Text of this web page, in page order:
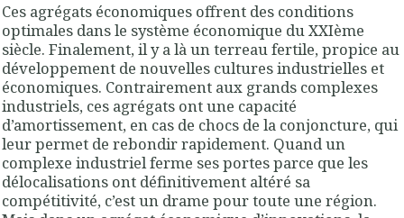
Ces agrégats économiques offrent des conditions
optimales dans le système économique du XXIème
siècle. Finalement, il y a là un terreau fertile, propice au
développement de nouvelles cultures industrielles et
économiques. Contrairement aux grands complexes
industriels, ces agrégats ont une capacité
d’amortissement, en cas de chocs de la conjoncture, qui
leur permet de rebondir rapidement. Quand un
complexe industriel ferme ses portes parce que les
délocalisations ont définitivement altéré sa
compétitivité, c’est un drame pour toute une région.